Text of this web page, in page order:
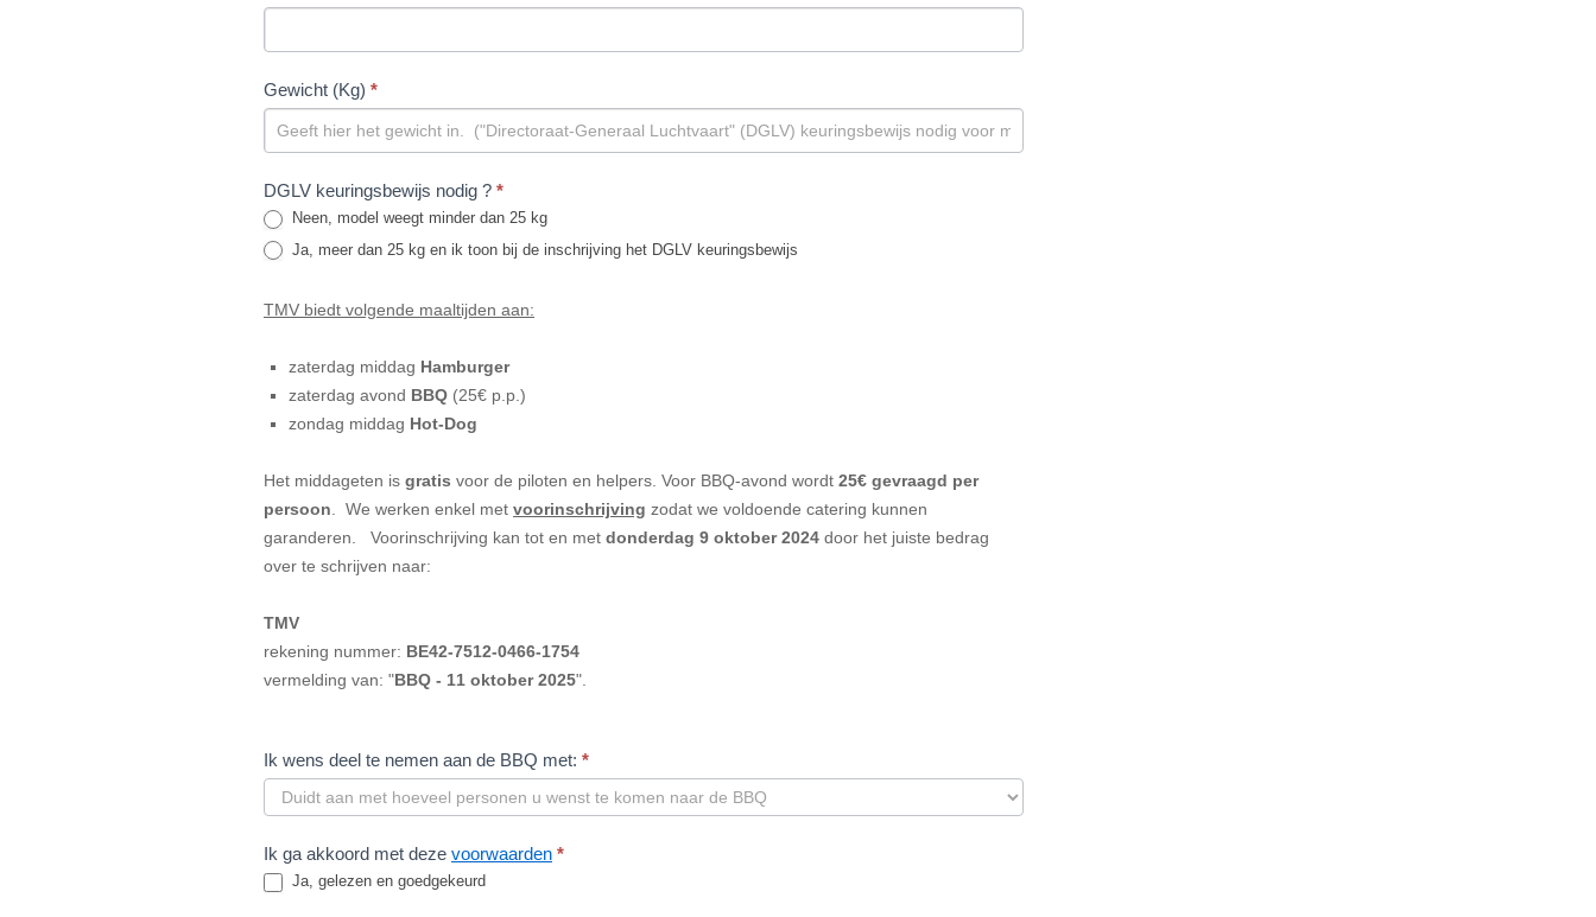
Gewicht (Kg) *
DGLV keuringsbewijs nodig ? *
Neen, model weegt minder dan 25 kg
Ja, meer dan 25 kg en ik toon bij de inschrijving het DGLV keuringsbewijs
TMV biedt volgende maaltijden aan:
zaterdag middag Hamburger
zaterdag avond BBQ (25€ p.p.)
zondag middag Hot-Dog
Het middageten is gratis voor de piloten en helpers. Voor BBQ-avond wordt 25€ gevraagd per
persoon. We werken enkel met voorinschrijving zodat we voldoende catering kunnen
garanderen. Voorinschrijving kan tot en met donderdag 9 oktober 2024 door het juiste bedrag
over te schrijven naar:
TMV
rekening nummer: BE42-7512-0466-1754
vermelding van: "BBQ - 11 oktober 2025".
Ik wens deel te nemen aan de BBQ met: *
Ik ga akkoord met deze voorwaarden *
Ja, gelezen en goedgekeurd